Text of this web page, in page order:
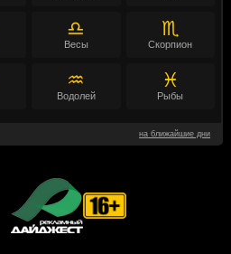
♎
Весы
♏
Скорпион
♒
Водолей
♓
Рыбы
на ближайшие дни